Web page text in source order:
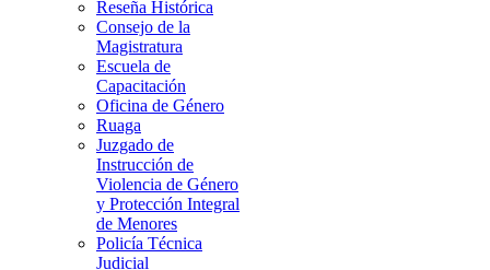
Reseña Histórica
Consejo de la
Magistratura
Escuela de
Capacitación
Oficina de Género
Ruaga
Juzgado de
Instrucción de
Violencia de Género
y Protección Integral
de Menores
Policía Técnica
Judicial